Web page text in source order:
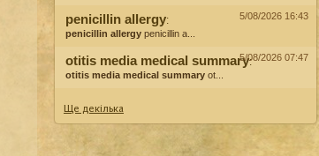
penicillin allergy:
penicillin allergy penicillin a...
5/08/2026 16:43
otitis media medical summary:
otitis media medical summary ot...
5/08/2026 07:47
Ще декілька